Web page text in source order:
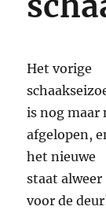
Het vorige
is nog maar
afgelopen,
het nieuwe
staat alweer
voor de